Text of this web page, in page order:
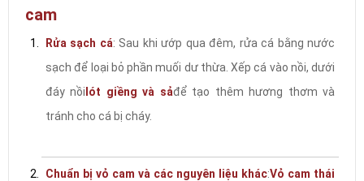
cam
Rửa sạch cá: Sau khi ướp qua đêm, rửa cá bằng nước
sạch để loại bỏ phần muối dư thừa. Xếp cá vào nồi, dưới
đáy nồi lót giềng và sảđể tạo thêm hương thơm và
tránh cho cá bị cháy.
Chuẩn bị vỏ cam và các nguyên liệu khác:Vỏ cam thái